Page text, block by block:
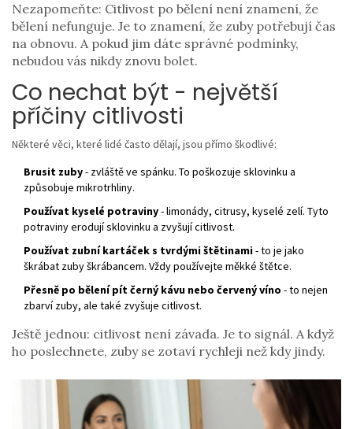
Nezapomeňte: Citlivost po bělení není znamení, že
bělení nefunguje. Je to znamení, že zuby potřebují čas
na obnovu. A pokud jim dáte správné podmínky,
nebudou vás nikdy znovu bolet.
Co nechat být - největší
příčiny citlivosti
Některé věci, které lidé často dělají, jsou přímo škodlivé:
Brusit zuby- zvláště ve spánku. To poškozuje sklovinku a
způsobuje mikrotrhliny.
Používat kyselé potraviny- limonády, citrusy, kyselé zelí. Tyto
potraviny erodují sklovinku a zvyšují citlivost.
Používat zubní kartáček s tvrdými štětinami- to je jako
škrábat zuby škrábancem. Vždy používejte měkké štětce.
Přesně po bělení pít černý kávu nebo červený víno - to nejen
zbarví zuby, ale také zvyšuje citlivost.
Ještě jednou: citlivost není závada. Je to signál. A když
ho poslechnete, zuby se zotaví rychleji než kdy jindy.